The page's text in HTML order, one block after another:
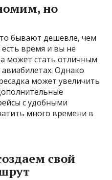
но
бывают дешевле, чем
время и вы не
может стать отличным
Однако
может увеличить
с удобными
много времени в
свой